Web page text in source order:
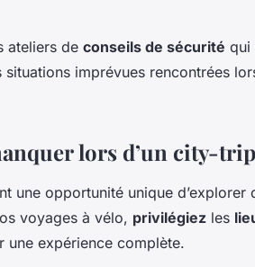
ateliers de conseils de sécurité qui
imprévues rencontrées
lors d’un city-
une opportunité unique d’explorer
voyages à vélo, privilégiez les
une expérience complète.